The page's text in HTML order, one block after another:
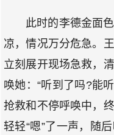
此时的李德金面
凉，情况万分危急。
立刻展开现场急救，
唤她：“听到了吗?能
抢救和不停呼唤中，
轻轻“嗯”了一声，随